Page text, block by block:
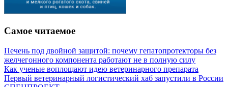
Самое читаемое
Печень под двойной защитой: почему гепатопротекторы без
желчегонного компонента работают не в полную силу
Как ученые воплощают идею ветеринарного препарата
Первый ветеринарный логистический хаб запустили в России